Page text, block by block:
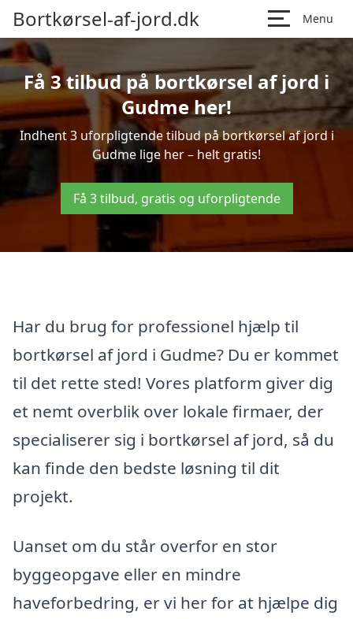
Bortkørsel-af-jord.dk Menu
Få 3 tilbud på bortkørsel af jord i
Gudme her!
Indhent 3 uforpligtende tilbud på bortkørsel af jord i
Gudme lige her – helt gratis!
Få 3 tilbud, gratis og uforpligtende
Har du brug for professionel hjælp til
bortkørsel af jord i Gudme? Du er kommet
til det rette sted! Vores platform giver dig
et nemt overblik over lokale firmaer, der
specialiserer sig i bortkørsel af jord, så du
kan finde den bedste løsning til dit
projekt.
Uanset om du står overfor en stor
byggeopgave eller en mindre
haveforbedring, er vi her for at hjælpe dig